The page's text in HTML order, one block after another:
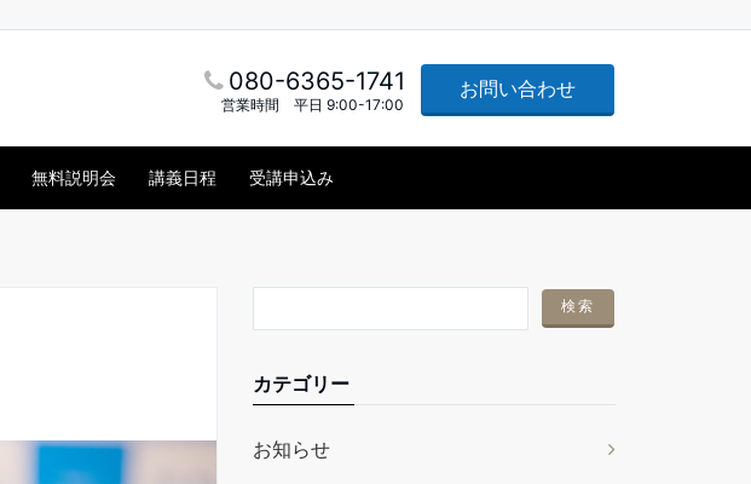
080-6365-1741
営業時間 平日 9:00-17:00
お問い合わせ
無料説明会 講義日程 受講申込み
カテゴリー
お知らせ